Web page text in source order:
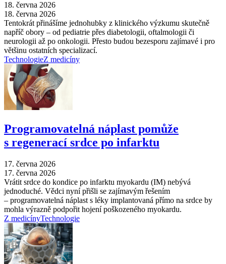
18. června 2026
18. června 2026
Tentokrát přinášíme jednohubky z klinického výzkumu skutečně
napříč obory –⁠ od pediatrie přes diabetologii, oftalmologii či
neurologii až po onkologii. Přesto budou bezesporu zajímavé i pro
většinu ostatních specializací.
TechnologieZ medicíny
Programovatelná náplast pomůže
s regenerací srdce po infarktu
17. června 2026
17. června 2026
Vrátit srdce do kondice po infarktu myokardu (IM) nebývá
jednoduché. Vědci nyní přišli se zajímavým řešením
–⁠ programovatelná náplast s léky implantovaná přímo na srdce by
mohla výrazně podpořit hojení poškozeného myokardu.
Z medicínyTechnologie